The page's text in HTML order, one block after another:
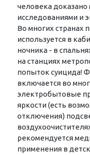
человека
исследованиями и
Во многих странах
используется в
ночника - в
на станциях
попыток суицида!
включается во
электробытовые
яркости (есть
отключения)
рекомендуется
применения в